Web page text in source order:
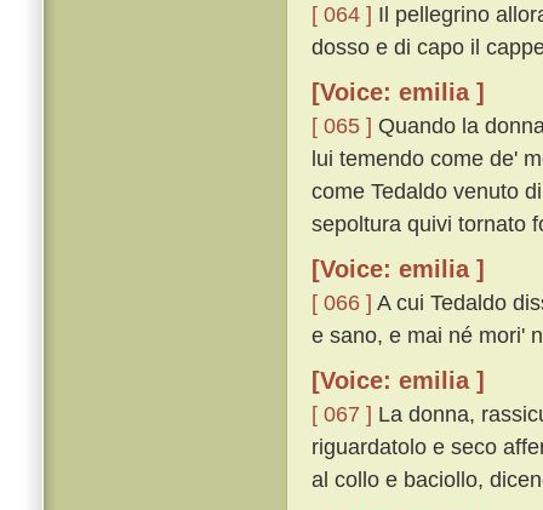
[ 064 ] Il pellegrino
dosso e di capo il
[Voice: emilia ]
[ 065 ] Quando la
lui temendo come de'
come Tedaldo venuto
sepoltura quivi tornato
[Voice: emilia ]
[ 066 ] A cui Tedaldo
e sano, e mai né mori'
[Voice: emilia ]
[ 067 ] La donna,
riguardatolo e seco
al collo e baciollo,